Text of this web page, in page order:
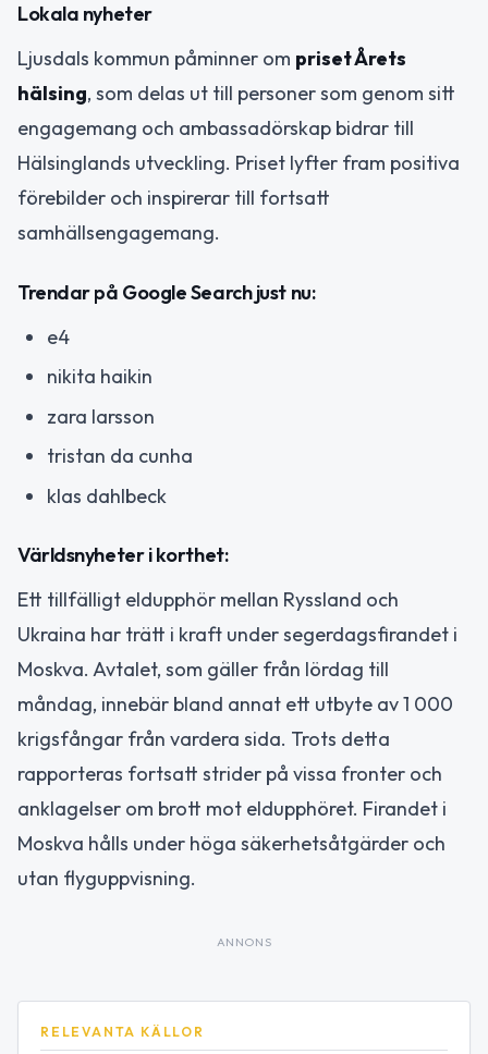
Lokala nyheter
Ljusdals kommun påminner om priset Årets
hälsing, som delas ut till personer som genom sitt
engagemang och ambassadörskap bidrar till
Hälsinglands utveckling. Priset lyfter fram positiva
förebilder och inspirerar till fortsatt
samhällsengagemang.
Trendar på Google Search just nu:
e4
nikita haikin
zara larsson
tristan da cunha
klas dahlbeck
Världsnyheter i korthet:
Ett tillfälligt eldupphör mellan Ryssland och
Ukraina har trätt i kraft under segerdagsfirandet i
Moskva. Avtalet, som gäller från lördag till
måndag, innebär bland annat ett utbyte av 1 000
krigsfångar från vardera sida. Trots detta
rapporteras fortsatt strider på vissa fronter och
anklagelser om brott mot eldupphöret. Firandet i
Moskva hålls under höga säkerhetsåtgärder och
utan flyguppvisning.
ANNONS
RELEVANTA KÄLLOR